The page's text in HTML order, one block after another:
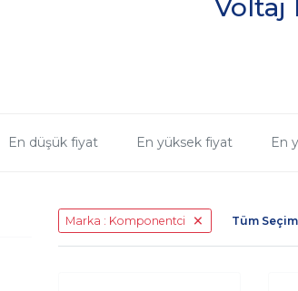
Voltaj
En düşük fiyat En yüksek fiyat En
Marka : Komponentci Tüm